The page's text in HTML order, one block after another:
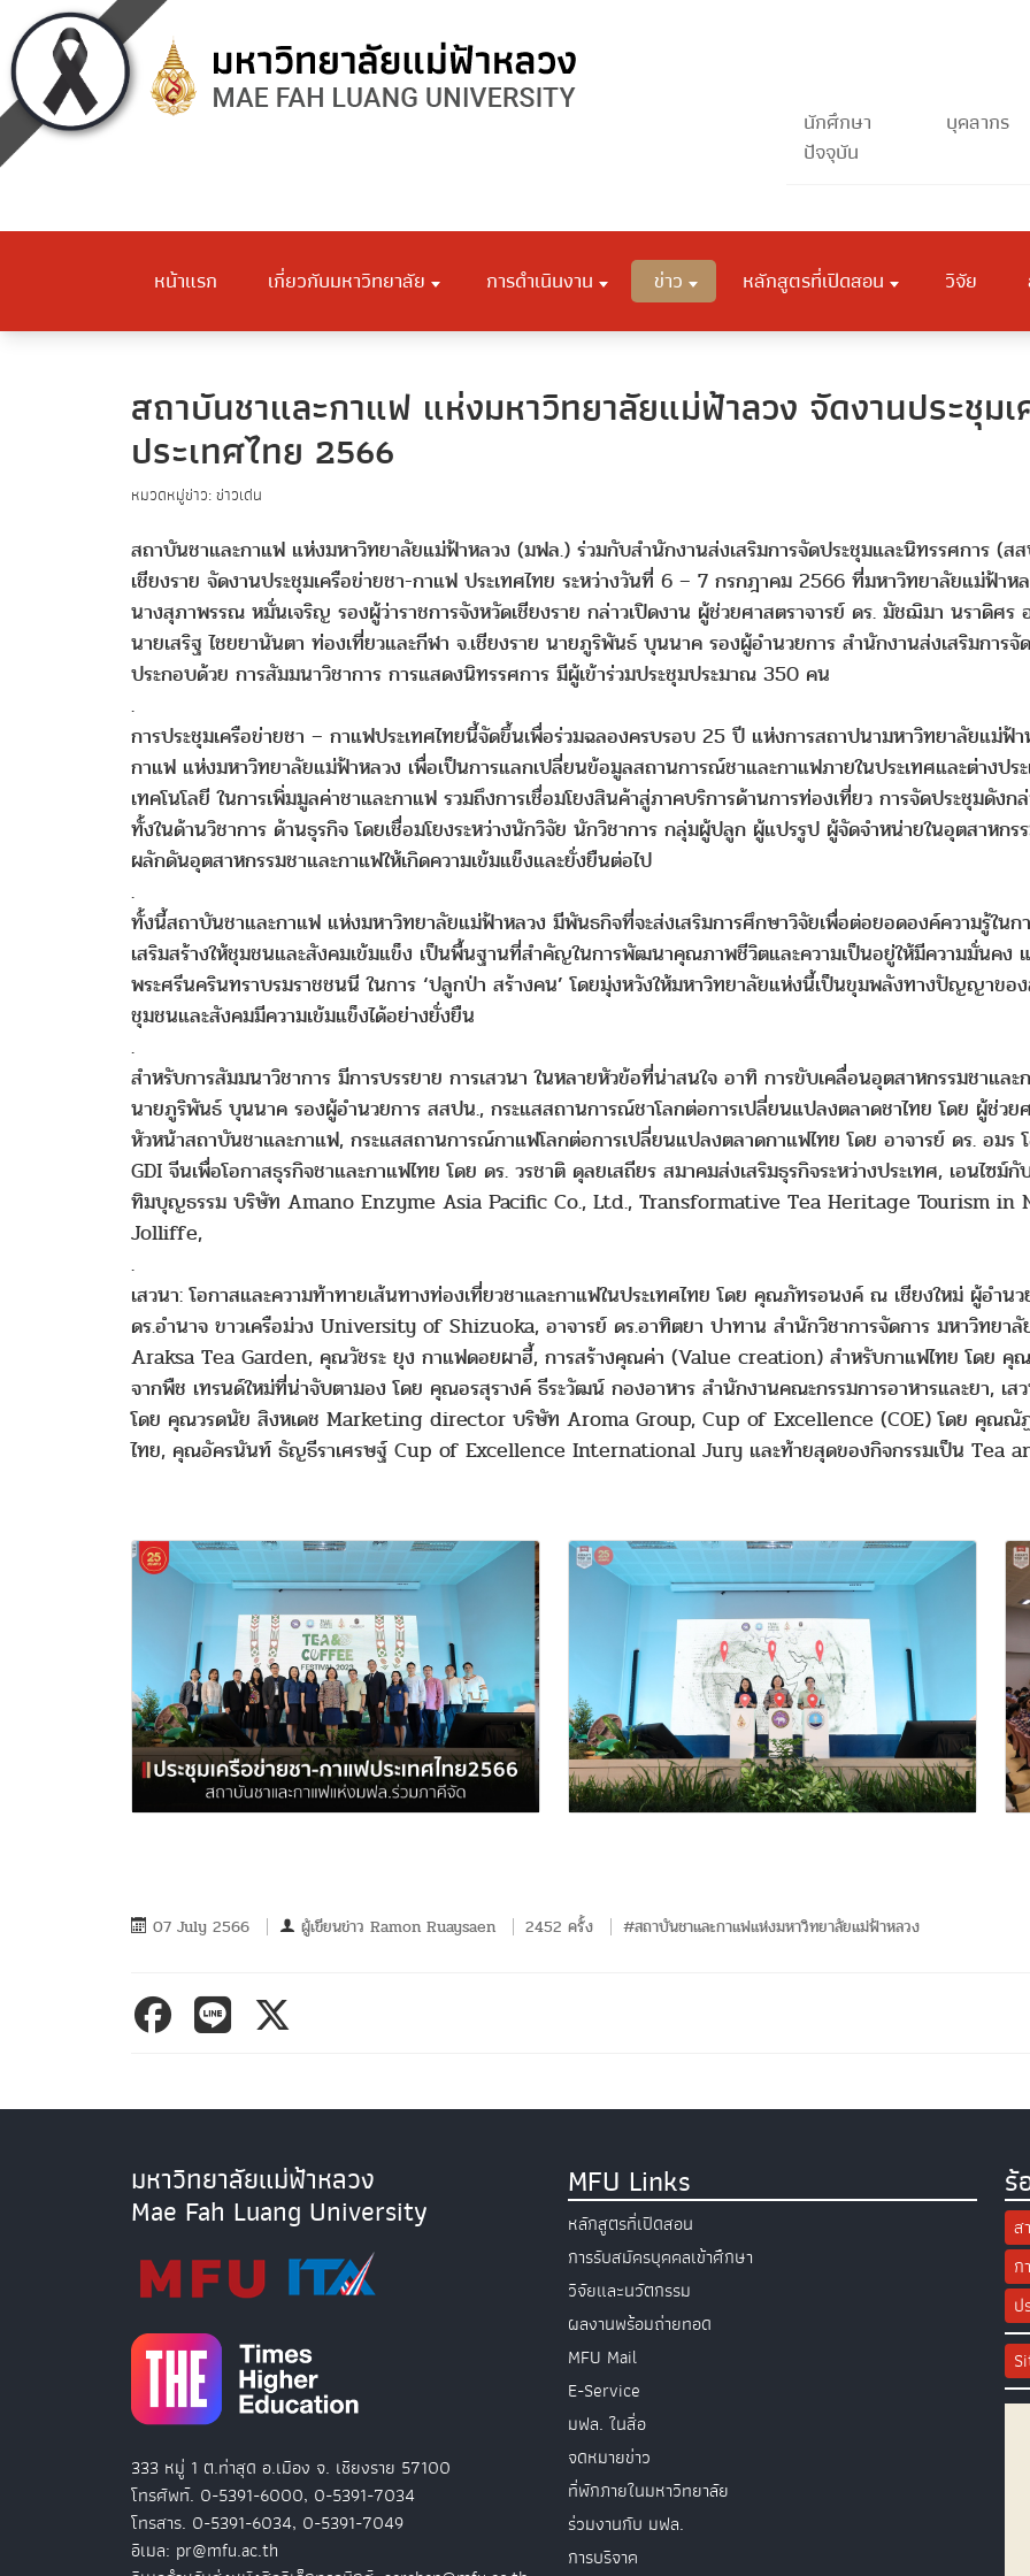
นักศึกษา
ปัจจุบัน
บุคลากร
หน้าแรก เกี่ยวกับมหาวิทยาลัย การดำเนินงาน ข่าว หลักสูตรที่เปิดสอน วิจัย
สถาบันชาและกาแฟ แห่งมหาวิทยาลัยแม่ฟ้าลวง จัดงานประชุม
ประเทศไทย 2566
หมวดหมู่ข่าว: ข่าวเด่น
สถาบันชาและกาแฟ แห่งมหาวิทยาลัยแม่ฟ้าหลวง (มฟล.) ร่วมกับสำนักงานส่งเสริมการจัดประชุมและนิทรรศการ (ส
เชียงราย จัดงานประชุมเครือข่ายชา-กาแฟ ประเทศไทย ระหว่างวันที่ 6 – 7 กรกฎาคม 2566 ที่มหาวิทยาลัยแม่ฟ้า
นางสุภาพรรณ หมั่นเจริญ รองผู้ว่าราชการจังหวัดเชียงราย กล่าวเปิดงาน ผู้ช่วยศาสตราจารย์ ดร. มัชฌิมา นราดิศ
นายเสริฐ ไชยยานันตา ท่องเที่ยวและกีฬา จ.เชียงราย นายภูริพันธ์ บุนนาค รองผู้อำนวยการ สำนักงานส่งเสริมกา
ประกอบด้วย การสัมมนาวิชาการ การแสดงนิทรรศการ มีผู้เข้าร่วมประชุมประมาณ 350 คน
.
การประชุมเครือข่ายชา – กาแฟประเทศไทยนี้จัดขึ้นเพื่อร่วมฉลองครบรอบ 25 ปี แห่งการสถาปนามหาวิทยาลัยแม่
กาแฟ แห่งมหาวิทยาลัยแม่ฟ้าหลวง เพื่อเป็นการแลกเปลี่ยนข้อมูลสถานการณ์ชาและกาแฟภายในประเทศและต่างปร
เทคโนโลยี ในการเพิ่มมูลค่าชาและกาแฟ รวมถึงการเชื่อมโยงสินค้าสู่ภาคบริการด้านการท่องเที่ยว การจัดประชุมดังก
ทั้งในด้านวิชาการ ด้านธุรกิจ โดยเชื่อมโยงระหว่างนักวิจัย นักวิชาการ กลุ่มผู้ปลูก ผู้แปรรูป ผู้จัดจำหน่ายในอุตสาหก
ผลักดันอุตสาหกรรมชาและกาแฟให้เกิดความเข้มแข็งและยั่งยืนต่อไป
.
ทั้งนี้สถาบันชาและกาแฟ แห่งมหาวิทยาลัยแม่ฟ้าหลวง มีพันธกิจที่จะส่งเสริมการศึกษาวิจัยเพื่อต่อยอดองค์ความรู้ใน
เสริมสร้างให้ชุมชนและสังคมเข้มแข็ง เป็นพื้นฐานที่สำคัญในการพัฒนาคุณภาพชีวิตและความเป็นอยู่ให้มีความมั่นคง
พระศรีนครินทราบรมราชชนนี ในการ ‘ปลูกป่า สร้างคน’ โดยมุ่งหวังให้มหาวิทยาลัยแห่งนี้เป็นขุมพลังทางปัญญาข
ชุมชนและสังคมมีความเข้มแข็งได้อย่างยั่งยืน
.
สำหรับการสัมมนาวิชาการ มีการบรรยาย การเสวนา ในหลายหัวข้อที่น่าสนใจ อาทิ การขับเคลื่อนอุตสาหกรรมชาแล
นายภูริพันธ์ บุนนาค รองผู้อำนวยการ สสปน., กระแสสถานการณ์ชาโลกต่อการเปลี่ยนแปลงตลาดชาไทย โดย ผู้ช่วย
หัวหน้าสถาบันชาและกาแฟ, กระแสสถานการณ์กาแฟโลกต่อการเปลี่ยนแปลงตลาดกาแฟไทย โดย อาจารย์ ดร. อม
GDI จีนเพื่อโอกาสธุรกิจชาและกาแฟไทย โดย ดร. วรชาติ ดุลยเสถียร สมาคมส่งเสริมธุรกิจระหว่างประเทศ, เอนไซ
ทิมบุญธรรม บริษัท Amano Enzyme Asia Pacific Co., Ltd., Transformative Tea Heritage Tourism
Jolliffe,
.
เสวนา: โอกาสและความท้าทายเส้นทางท่องเที่ยวชาและกาแฟในประเทศไทย โดย คุณภัทรอนงค์ ณ เชียงใหม่ ผู้อำ
ดร.อำนาจ ขาวเครือม่วง University of Shizuoka, อาจารย์ ดร.อาทิตยา ปาทาน สำนักวิชาการจัดการ มหาวิท
Araksa Tea Garden, คุณวัชระ ยุง กาแฟดอยผาฮี้, การสร้างคุณค่า (Value creation) สำหรับกาแฟไทย โดย
จากพืช เทรนด์ใหม่ที่น่าจับตามอง โดย คุณอรสุรางค์ ธีระวัฒน์ กองอาหาร สำนักงานคณะกรรมการอาหารและยา, เสว
โดย คุณวรดนัย สิงหเดช Marketing director บริษัท Aroma Group, Cup of Excellence (COE) โดย คุณณั
ไทย, คุณอัครนันท์ ธัญธีราเศรษฐ์ Cup of Excellence International Jury และท้ายสุดของกิจกรรมเป็น
07 July 2566 ผู้เขียนข่าว Ramon Ruaysaen 2452 ครั้ง #สถาบันชาและกาแฟแห่งมหาวิทยาลัยแม่ฟ้าหลวง
มหาวิทยาลัยแม่ฟ้าหลวง
Mae Fah Luang University
333 หมู่ 1 ต.ท่าสุด อ.เมือง จ. เชียงราย 57100
โทรศัพท์. 0-5391-6000, 0-5391-7034
โทรสาร. 0-5391-6034, 0-5391-7049
อีเมล: pr@mfu.ac.th
MFU Links
หลักสูตรที่เปิดสอน
การรับสมัครบุคคลเข้าศึกษา
วิจัยและนวัตกรรม
ผลงานพร้อมถ่ายทอด
MFU Mail
E-Service
มฟล. ในสื่อ
จดหมายข่าว
ที่พักภายในมหาวิทยาลัย
ร่วมงานกับ มฟล.
การบริจาค
ร้
ส
ก
ป